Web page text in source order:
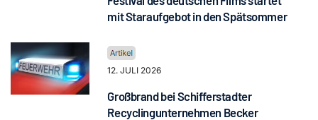
mit Staraufgebot in den Spätsommer
12. JULI 2026
Großbrand bei Schifferstadter
Recyclingunternehmen Becker